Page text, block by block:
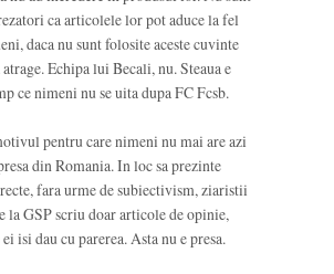
ca articolele lor pot aduce la fel
daca nu sunt folosite aceste cuvinte
atrage. Echipa lui Becali, nu. Steaua e
ce nimeni nu se uita dupa FC Fcsb.
pentru care nimeni nu mai are azi
din Romania. In loc sa prezinte
fara urme de subiectivism, ziaristii
la GSP scriu doar articole de opinie,
isi dau cu parerea. Asta nu e presa.